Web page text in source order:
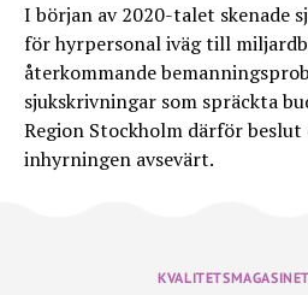
I början av 2020-talet skenade
för hyrpersonal iväg till
återkommande
sjukskrivningar som spräckta
Region Stockholm därför
inhyrningen avsevärt.